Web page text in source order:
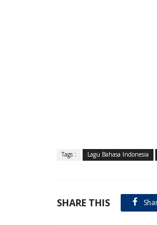
Tags : Lagu Bahasa Indonesia
SHARE THIS